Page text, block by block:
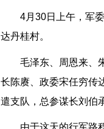
4月30日上午，军
达丹桂村。
毛泽东、周恩来、
长陈赓、政委宋任穷传
遣支队，总参谋长刘伯